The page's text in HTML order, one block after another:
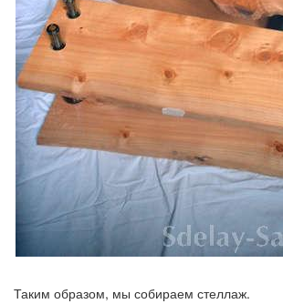
Таким образом, мы собираем стеллаж.